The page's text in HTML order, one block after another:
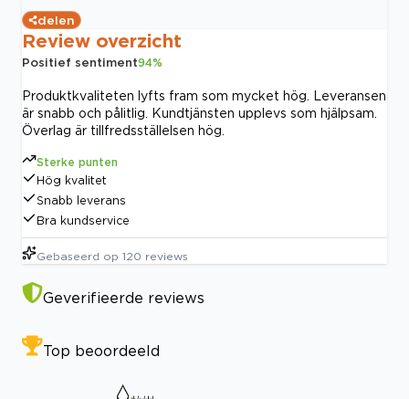
delen
Review overzicht
Positief sentiment94%
Produktkvaliteten lyfts fram som mycket hög. Leveransen
är snabb och pålitlig. Kundtjänsten upplevs som hjälpsam.
Överlag är tillfredsställelsen hög.
Sterke punten
Hög kvalitet
Snabb leverans
Bra kundservice
Gebaseerd op 120 reviews
Geverifieerde reviews
Top beoordeeld